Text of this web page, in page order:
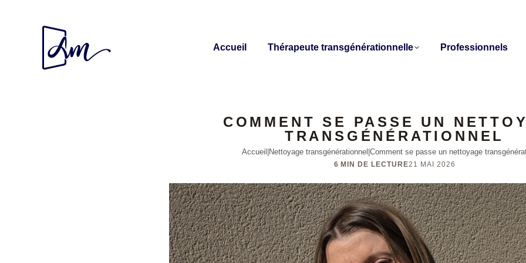
Accueil Thérapeute transgénérationnelle Professionnels
COMMENT SE PASSE UN
TRANSGÉNÉRATIONNEL
Accueil Nettoyage transgénérationnel Comment se passe un nettoyage
6 MIN DE LECTURE21 MAI 2026